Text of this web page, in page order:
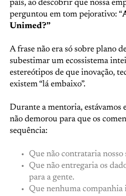
país, ao descobrir que nossa
perguntou em tom pejorativo: “
Unimed?”
A frase não era só sobre plano
subestimar um ecossistema
estereótipos de que inovação,
existem “lá embaixo”.
Durante a mentoria, estávamos
não demorou para que os
sequência:
Que não contrataria nosso
Que não entregaria os
para a gente.
Que nenhuma